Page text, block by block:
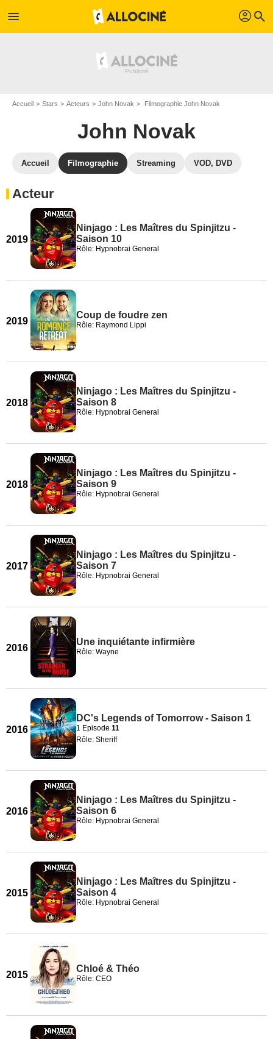
menu profil search
Accueil Stars Acteurs John Novak Filmographie John Novak
John Novak
Accueil Filmographie Streaming VOD, DVD
Acteur
2019
Ninjago : Les Maîtres du Spinjitzu -
Saison 10
Rôle: Hypnobrai General
2019
Coup de foudre zen
Rôle: Raymond Lippi
2018
Ninjago : Les Maîtres du Spinjitzu -
Saison 8
Rôle: Hypnobrai General
2018
Ninjago : Les Maîtres du Spinjitzu -
Saison 9
Rôle: Hypnobrai General
2017
Ninjago : Les Maîtres du Spinjitzu -
Saison 7
Rôle: Hypnobrai General
2016
Une inquiétante infirmière
Rôle: Wayne
2016
DC's Legends of Tomorrow - Saison 1
1 Episode 11
Rôle: Sheriff
2016
Ninjago : Les Maîtres du Spinjitzu -
Saison 6
Rôle: Hypnobrai General
2015
Ninjago : Les Maîtres du Spinjitzu -
Saison 4
Rôle: Hypnobrai General
2015
Chloé & Théo
Rôle: CEO